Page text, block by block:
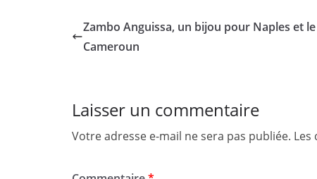
Zambo Anguissa, un bijou pour Naples et le
Cameroun
Laisser un commentaire
Votre adresse e-mail ne sera pas publiée. Les